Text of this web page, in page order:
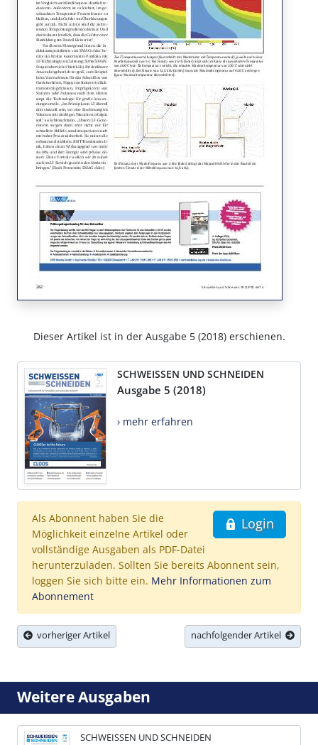
Dieser Artikel ist in der Ausgabe 5 (2018) erschienen.
SCHWEISSEN UND SCHNEIDEN
Ausgabe 5 (2018)
› mehr erfahren
Login
Als Abonnent haben Sie die
Möglichkeit einzelne Artikel oder
vollständige Ausgaben als PDF-Datei
herunterzuladen. Sollten Sie bereits Abonnent sein,
loggen Sie sich bitte ein. Mehr Informationen zum
Abonnement
vorheriger Artikel nachfolgender Artikel
Weitere Ausgaben
SCHWEISSEN UND SCHNEIDEN